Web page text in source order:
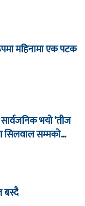
महिनामा एक पटक
भयो ‘तीज
सिलवाल सम्मको
बस्दै